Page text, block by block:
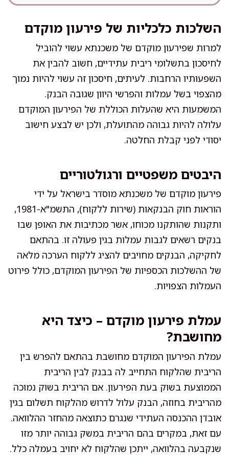
השלכות כלכליות של פירעון מוקדם
למרות שפירעון מוקדם של משכנתא עשוי להוביל
לחיסכון בתשלומי ריבית עתידיים, חשוב להבין את
השפעותיו הרחבות. לעיתים, חיסכון זה עשוי להיות נמוך
מהצפוי בשל עמלות והפרשי היוון שגובה הבנק.
המשמעות היא שהעלות הכוללת של הפירעון המוקדם
עלולה להיות גבוהה מהתועלת, ולכן יש לבצע חישוב
יסודי לפני קבלת החלטה.
היבטים משפטיים ורגולטוריים
פירעון מוקדם של משכנתא מוסדר בישראל על ידי
הוראות חוק הבנקאות (שירות ללקוח), התשמ"א-1981,
ותקנות שהותקנו מכוחו, אשר מכתיבות את האופן שבו
בנקים רשאים לגבות עמלות בגין פעולה זו. בהתאם
לחקיקה, הבנקים מחויבים להציג ללקוח הערכה מלאה
של ההשלכות הכספיות של הפירעון המוקדם, כולל פירוט
העמלות הצפויות.
עמלת פירעון מוקדם – כיצד היא
מחושבת?
עמלת הפירעון המוקדם מחושבת בהתאם להפרש בין
הריבית שהלקוח התחייב לה בבנק לבין הריבית
הממוצעת בשוק בעת הפירעון. אם הריבית בשוק נמוכה
מהריבית בחוזה, הבנק עלול לדרוש מהלקוח תשלום בגין
אובדן ההכנסה העתידי שנגרם כתוצאה מהחזר ההלוואה.
עם זאת, במקרים בהם הריבית במשק גבוהה יותר מזו
שנקבעה בהלוואה, ייתכן שהלקוח לא יחויב בעמלה כלל.